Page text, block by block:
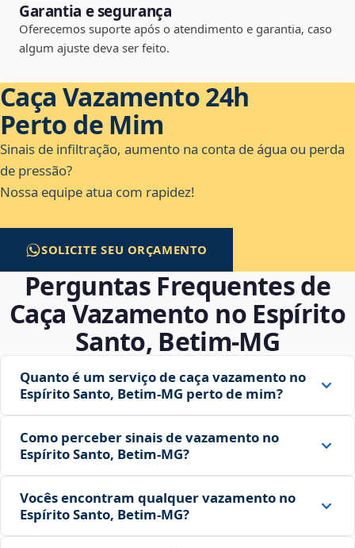
Garantia e segurança
Oferecemos suporte após o atendimento e garantia, caso
algum ajuste deva ser feito.
Caça Vazamento 24h
Perto de Mim
Sinais de infiltração, aumento na conta de água ou perda
de pressão?
Nossa equipe atua com rapidez!
SOLICITE SEU ORÇAMENTO
Perguntas Frequentes de
Caça Vazamento no Espírito
Santo, Betim‑MG
Quanto é um serviço de caça vazamento no
Espírito Santo, Betim‑MG perto de mim?
Como perceber sinais de vazamento no
Espírito Santo, Betim‑MG?
Vocês encontram qualquer vazamento no
Espírito Santo, Betim‑MG?